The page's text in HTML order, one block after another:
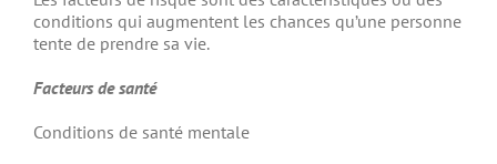
conditions qui augmentent les chances qu’une personne
tente de prendre sa vie.
Facteurs de santé
Conditions de santé mentale